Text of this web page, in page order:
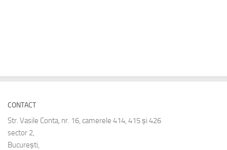
CONTACT
Str. Vasile Conta, nr. 16, camerele 414, 415 și 426
sector 2,
București,